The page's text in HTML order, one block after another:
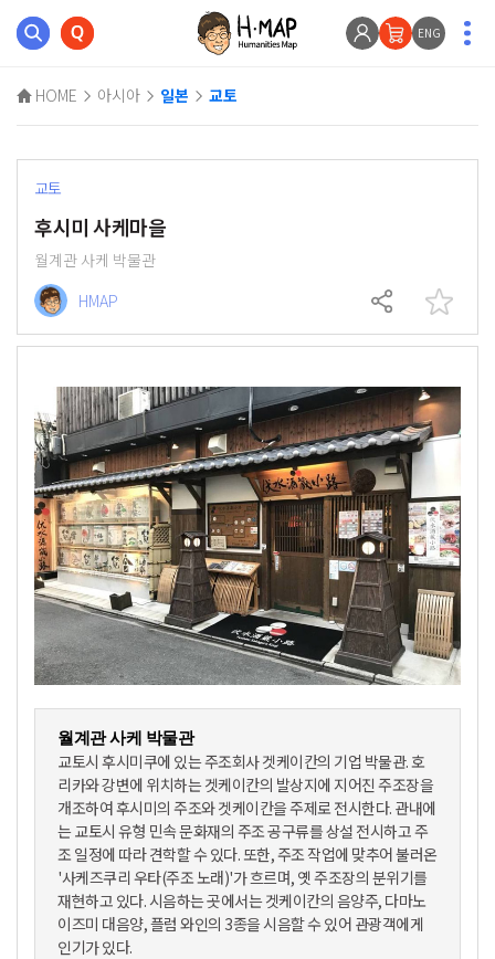
ENG
HOME 아시아 일본 교토
교토
후시미 사케마을
월계관 사케 박물관
HMAP
월계관 사케 박물관
교토시 후시미쿠에 있는 주조회사 겟케이칸의 기업 박물관. 호
리카와 강변에 위치하는 겟케이칸의 발상지에 지어진 주조장을
개조하여 후시미의 주조와 겟케이칸을 주제로 전시한다. 관내에
는 교토시 유형 민속 문화재의 주조 공구류를 상설 전시하고 주
조 일정에 따라 견학할 수 있다. 또한, 주조 작업에 맞추어 불러온
'사케즈쿠리 우타(주조 노래)'가 흐르며, 옛 주조장의 분위기를
재현하고 있다. 시음하는 곳에서는 겟케이칸의 음양주, 다마노
이즈미 대음양, 플럼 와인의 3종을 시음할 수 있어 관광객에게
인기가 있다.